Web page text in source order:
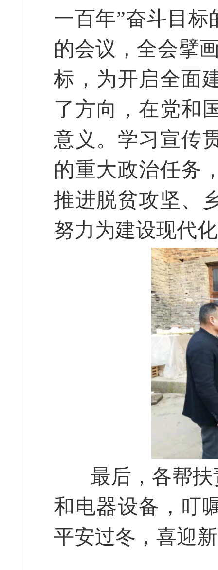
一百年”奋斗目
的会议，全会擘
标，为开启全面
了方向，在党和
意义。学习宣传
的重大政治任务
推进脱贫攻坚、
努力为建设现代
最后，各帮扶
和电器设备，叮
平安过冬，喜迎